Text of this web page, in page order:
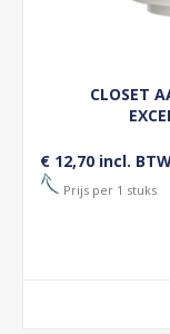
CLOSET
€ 12,70 incl.
Prijs per 1 stuks